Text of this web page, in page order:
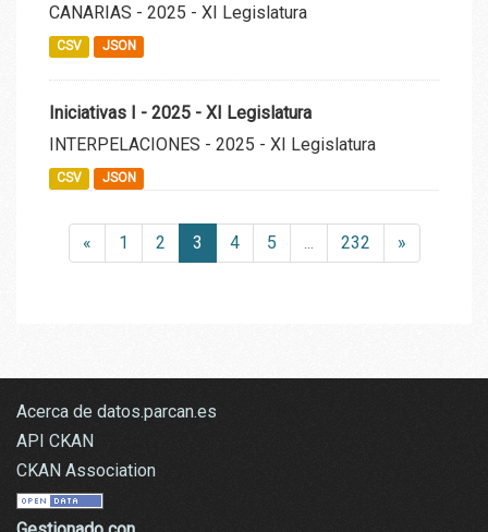
CANARIAS - 2025 - XI Legislatura
CSV JSON
Iniciativas I - 2025 - XI Legislatura
INTERPELACIONES - 2025 - XI Legislatura
CSV JSON
« 1 2 3 4 5 232 »
Acerca de datos.parcan.es
API CKAN
CKAN Association